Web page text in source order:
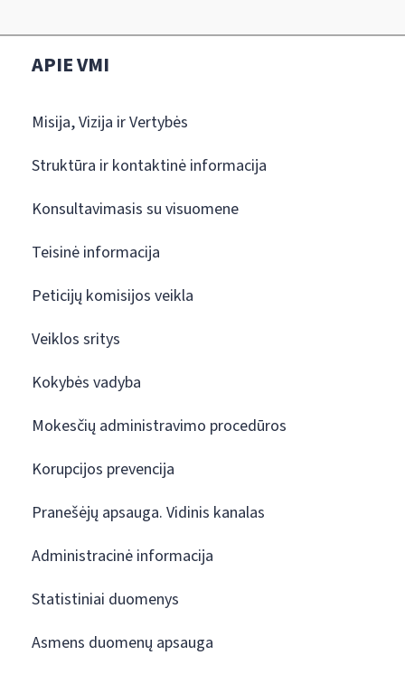
APIE VMI
Misija, Vizija ir Vertybės
Struktūra ir kontaktinė informacija
Konsultavimasis su visuomene
Teisinė informacija
Peticijų komisijos veikla
Veiklos sritys
Kokybės vadyba
Mokesčių administravimo procedūros
Korupcijos prevencija
Pranešėjų apsauga. Vidinis kanalas
Administracinė informacija
Statistiniai duomenys
Asmens duomenų apsauga